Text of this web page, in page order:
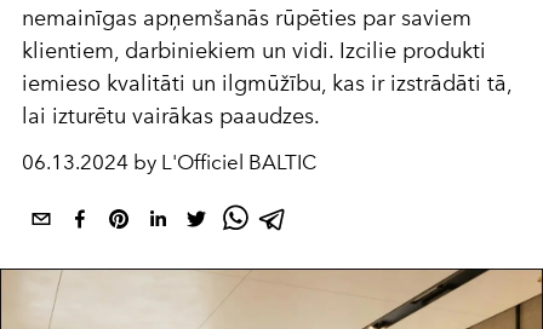
nemainīgas apņemšanās rūpēties par saviem
klientiem, darbiniekiem un vidi. Izcilie produkti
iemieso kvalitāti un ilgmūžību, kas ir izstrādāti tā,
lai izturētu vairākas paaudzes.
06.13.2024 by L'Officiel BALTIC